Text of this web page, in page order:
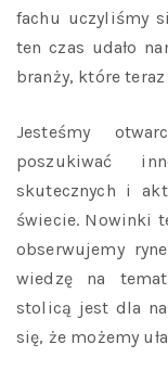
fachu uczyliśmy
ten czas udało
branży, które
Jesteśmy
poszukiwać
skutecznych i
świecie. Nowinki
obserwujemy
wiedzę na
stolicą jest dla
się, że możemy